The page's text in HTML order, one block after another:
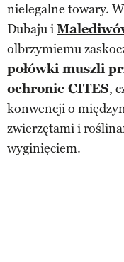
nielegalne towary.
Dubaju i
olbrzymiemu
połówki muszli
ochronie CITES,
konwencji o
zwierzętami i
wyginięciem.